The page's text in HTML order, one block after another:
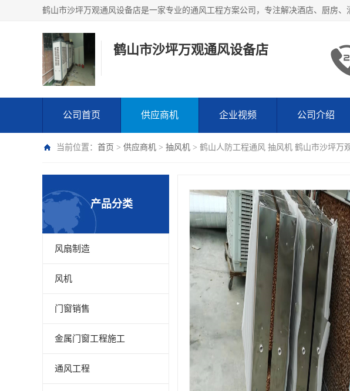
鹤山市沙坪万观通风设备店
公司首页 供应商机 企业视频 公司介绍
当前位置： 首页 > 供应商机 > 抽风机 > 鹤山人防工程通风 抽风机 鹤山市沙坪万
产品分类
风扇制造
风机
门窗销售
金属门窗工程施工
通风工程